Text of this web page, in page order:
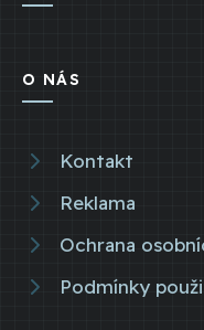
O NÁS
Kontakt
Reklama
Ochrana
Podmínky